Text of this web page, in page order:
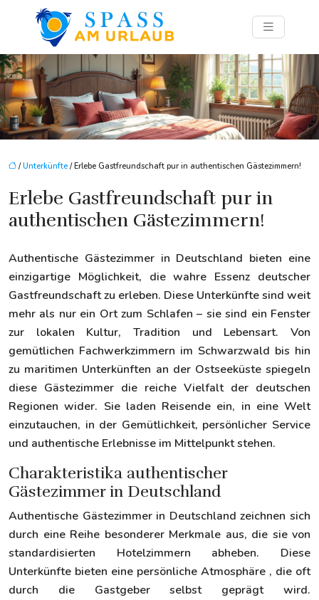
/Unterkünfte / Erlebe Gastfreundschaft pur in authentischen Gästezimmern!
Erlebe Gastfreundschaft pur in
authentischen Gästezimmern!
Authentische Gästezimmer in Deutschland bieten eine
einzigartige Möglichkeit, die wahre Essenz deutscher
Gastfreundschaft zu erleben. Diese Unterkünfte sind weit
mehr als nur ein Ort zum Schlafen – sie sind ein Fenster
zur lokalen Kultur, Tradition und Lebensart. Von
gemütlichen Fachwerkzimmern im Schwarzwald bis hin
zu maritimen Unterkünften an der Ostseeküste spiegeln
diese Gästezimmer die reiche Vielfalt der deutschen
Regionen wider. Sie laden Reisende ein, in eine Welt
einzutauchen, in der Gemütlichkeit, persönlicher Service
und authentische Erlebnisse im Mittelpunkt stehen.
Charakteristika authentischer
Gästezimmer in Deutschland
Authentische Gästezimmer in Deutschland zeichnen sich
durch eine Reihe besonderer Merkmale aus, die sie von
standardisierten Hotelzimmern abheben. Diese
Unterkünfte bieten eine persönliche Atmosphäre , die oft
durch die Gastgeber selbst geprägt wird.